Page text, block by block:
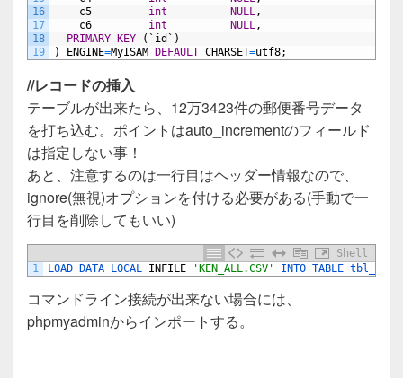
16
17
18
19
c5
int NULL,
c6
int NULL,
PRIMARY KEY
(`id`)
)
ENGINE=MyISAM DEFAULT CHARSET=utf8;
//レコードの挿入
テーブルが出来たら、12万3423件の郵便番号データ
を打ち込む。ポイントはauto_incrementのフィールド
は指定しない事！
あと、注意するのは一行目はヘッダー情報なので、
ignore(無視)オプションを付ける必要がある(手動で一
行目を削除してもいい)
Shell
1
LOAD DATA LOCAL INFILE 'KEN_ALL.CSV' INTO TABLE tbl_zip
コマンドライン接続が出来ない場合には、
phpmyadminからインポートする。